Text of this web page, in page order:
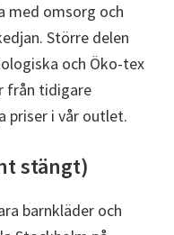
med omsorg och
Större delen
och Öko-tex
från tidigare
priser i vår outlet.
stängt)
barnkläder och